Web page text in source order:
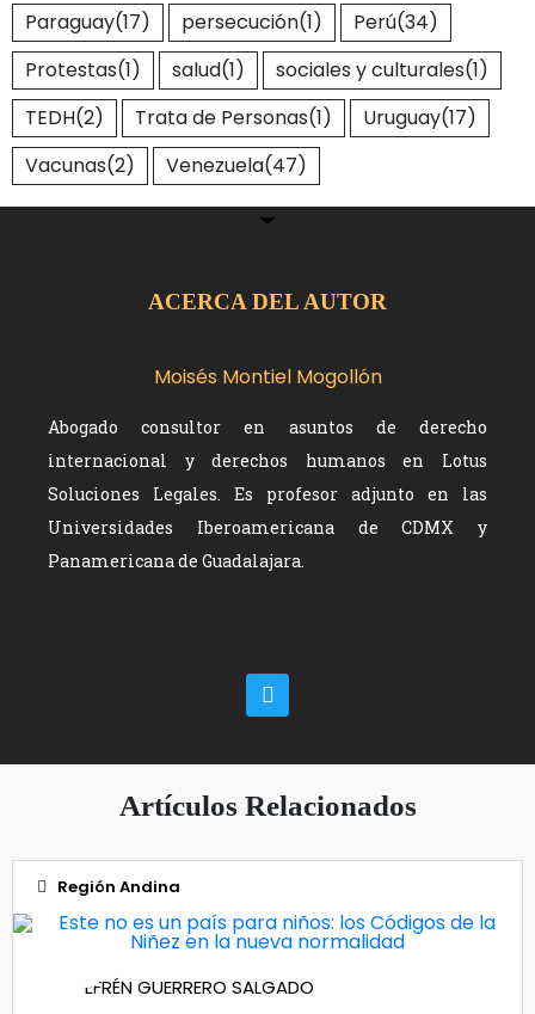
Paraguay(17) persecución(1) Perú(34)
Protestas(1) salud(1) sociales y culturales(1)
TEDH(2) Trata de Personas(1) Uruguay(17)
Vacunas(2) Venezuela(47)
ACERCA DEL AUTOR
Moisés Montiel Mogollón
Abogado consultor en asuntos de derecho
internacional y derechos humanos en Lotus
Soluciones Legales. Es profesor adjunto en las
Universidades Iberoamericana de CDMX y
Panamericana de Guadalajara.
Artículos Relacionados
Región Andina
26
EFRÉN GUERRERO SALGADO